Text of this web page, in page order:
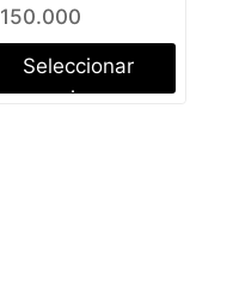
150.000
Seleccionar
opciones